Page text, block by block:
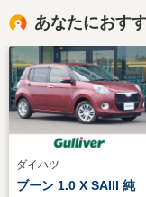
あなたにおす
ダイハツ
ブーン 1.0 X SAIII 純